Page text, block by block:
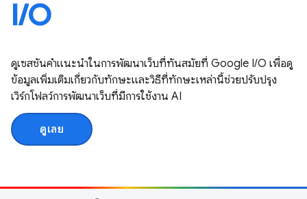
I / O
ดูเซสชันคำแนะนำในการพัฒนาเว็บที่ทันสมัยที่ Google I / O เพื่อดู
ข้อมูลเพิ่มเติมเกี่ยวกับทักษะและวิธีที่ทักษะเหล่านี้ช่วยปรับปรุง
เวิร์กโฟลว์การพัฒนาเว็บที่มีการใช้งาน AI
ดูเลย